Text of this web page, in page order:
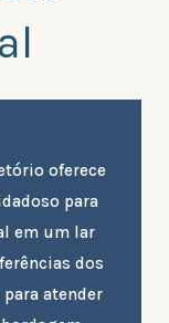
oferece
para
em um lar
dos
atender